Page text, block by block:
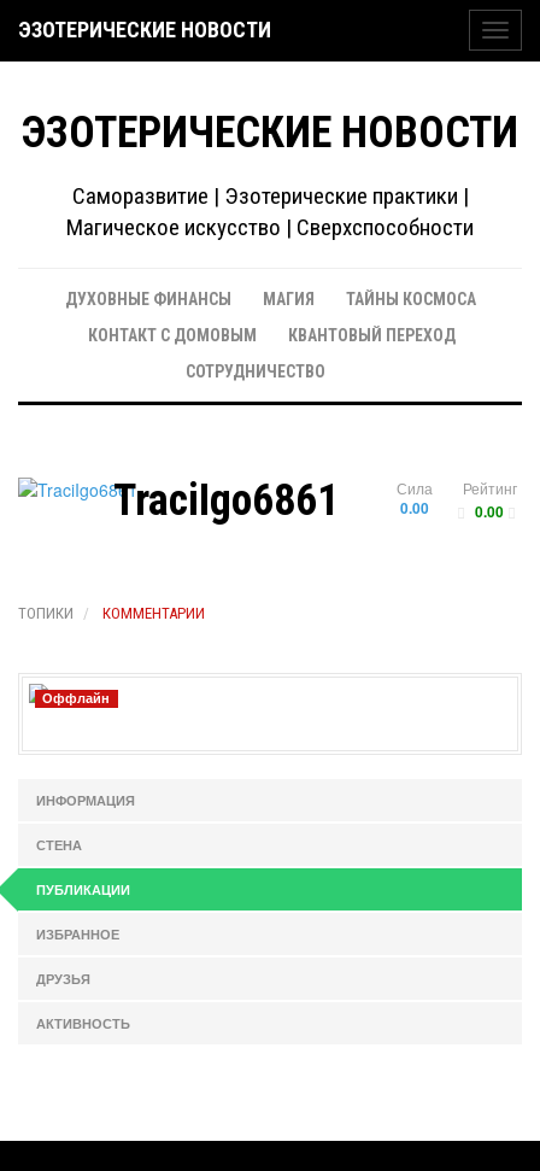
ЭЗОТЕРИЧЕСКИЕ НОВОСТИ
ЭЗОТЕРИЧЕСКИЕ НОВОСТИ
Саморазвитие | Эзотерические практики |
Магическое искусство | Сверхспособности
ДУХОВНЫЕ ФИНАНСЫ МАГИЯ
ТАЙНЫ КОСМОСА
КОНТАКТ С ДОМОВЫМ
КВАНТОВЫЙ ПЕРЕХОД
СОТРУДНИЧЕСТВО
Рейтинг
0.00
Сила
0.00
TraciIgo6861
ТОПИКИ КОММЕНТАРИИ
Оффлайн
ИНФОРМАЦИЯ
СТЕНА
ПУБЛИКАЦИИ
ИЗБРАННОЕ
ДРУЗЬЯ
АКТИВНОСТЬ